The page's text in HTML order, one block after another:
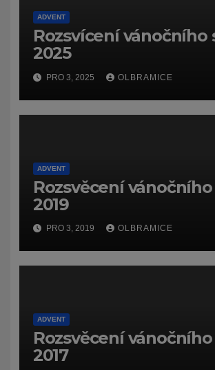
ADVENT
Rozsvícení vánočního
2025
PRO 3, 2025 OLBRAMICE
ADVENT
Rozsvěcení
2019
PRO 3, 2019 OLBRAMICE
ADVENT
Rozsvěcení
2017